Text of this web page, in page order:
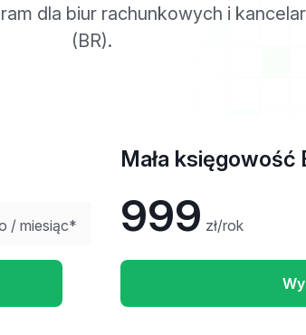
dla biur rachunkowych i
(BR).
/ miesiąc*
Mała księgowość
999 zł/rok